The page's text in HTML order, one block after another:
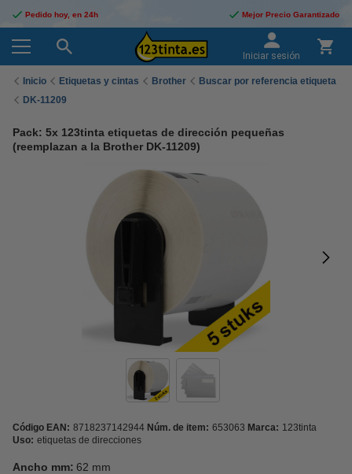
Pedido hoy, en 24h Mejor Precio Garantizado
Iniciar sesión
Inicio Etiquetas y cintas Brother
Buscar por referencia etiqueta
DK-11209
Pack: 5x 123tinta etiquetas de dirección pequeñas
(reemplazan a la Brother DK-11209)
Código EAN: 8718237142944 Núm. de item: 653063 Marca: 123tinta
Uso: etiquetas de direcciones
Ancho mm: 62 mm